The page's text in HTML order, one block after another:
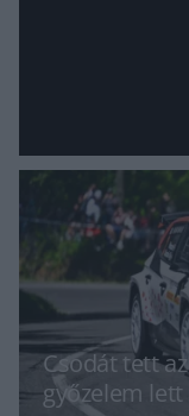
Csodát tett
győzelem lett